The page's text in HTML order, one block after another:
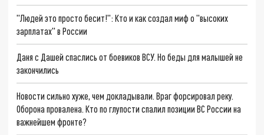
"Людей это просто бесит!": Кто и как создал миф о "высоких
зарплатах" в России
Даня с Дашей спаслись от боевиков ВСУ. Но беды для малышей не
закончились
Новости сильно хуже, чем докладывали. Враг форсировал реку.
Оборона провалена. Кто по глупости спалил позиции ВС России на
важнейшем фронте?